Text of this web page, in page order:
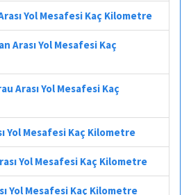
Yol Mesafesi Kaç Kilometre
Arası Yol Mesafesi Kaç
Arası Yol Mesafesi Kaç
Yol Mesafesi Kaç Kilometre
Yol Mesafesi Kaç Kilometre
Yol Mesafesi Kaç Kilometre